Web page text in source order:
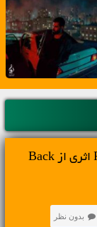
دانلود آهنگ بی کلام و لایت Peace of Mind اثری از Back
بدون نظر